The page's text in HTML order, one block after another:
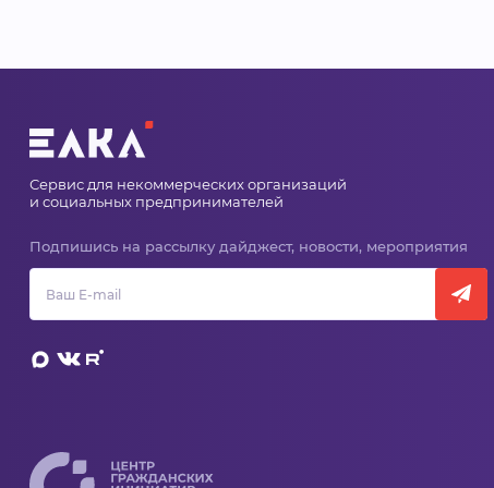
Сервис для некоммерческих организаций
и социальных предпринимателей
Подпишись на рассылку дайджест, новости, мероприятия